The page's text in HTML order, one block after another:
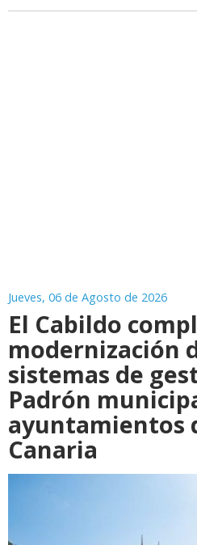
Jueves, 06 de Agosto de 2026
El Cabildo
modernización
sistemas de
Padrón
ayuntamientos
Canaria